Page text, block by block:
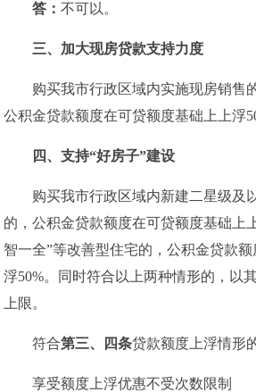
答：不可以。
三、 加大现房贷款支持力度
购买我市行政区域内实施现房销售的
公积金贷款额度在可贷额度基础上上浮
四、支持“好房子”建设
购买我市行政区域内新建二星级及
的，公积金贷款额度在可贷额度基础上
智一全”等改善型住宅的，公积金贷款
浮50%。同时符合以上两种情形的，以
上限。
符合第三、四条贷款额度上浮情形
享受额度上浮优惠不受次数限制